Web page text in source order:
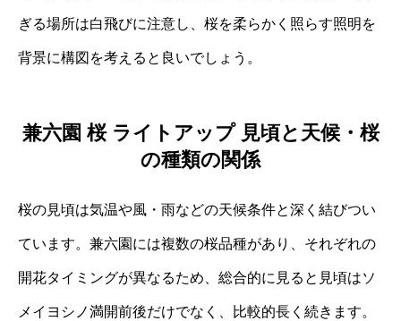
ぎる場所は白飛びに注意し、桜を柔らかく照らす照明を
背景に構図を考えると良いでしょう。
兼六園 桜 ライトアップ 見頃と天候・桜
の種類の関係
桜の見頃は気温や風・雨などの天候条件と深く結びつい
ています。兼六園には複数の桜品種があり、それぞれの
開花タイミングが異なるため、総合的に見ると見頃はソ
メイヨシノ満開前後だけでなく、比較的長く続きます。